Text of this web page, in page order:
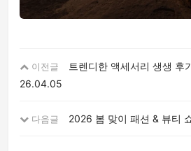
이전글
트렌디한 액세서리 생생 후
26.04.05
다음글 2026 봄 맞이 패션 & 뷰티